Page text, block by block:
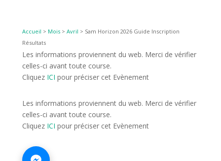
Accueil > Mois> Avril > Sam Horizon 2026 Guide Inscription
Résultats
Les informations proviennent du web. Merci de vérifier
celles-ci avant toute course.
Cliquez ICI pour préciser cet Evènement
Les informations proviennent du web. Merci de vérifier
celles-ci avant toute course.
Cliquez ICI pour préciser cet Evènement